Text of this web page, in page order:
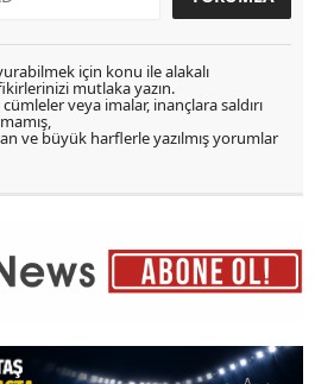
için konu ile alakalı
mutlaka yazın.
veya imalar, inançlara saldırı
ve büyük harflerle yazılmış yorumlar